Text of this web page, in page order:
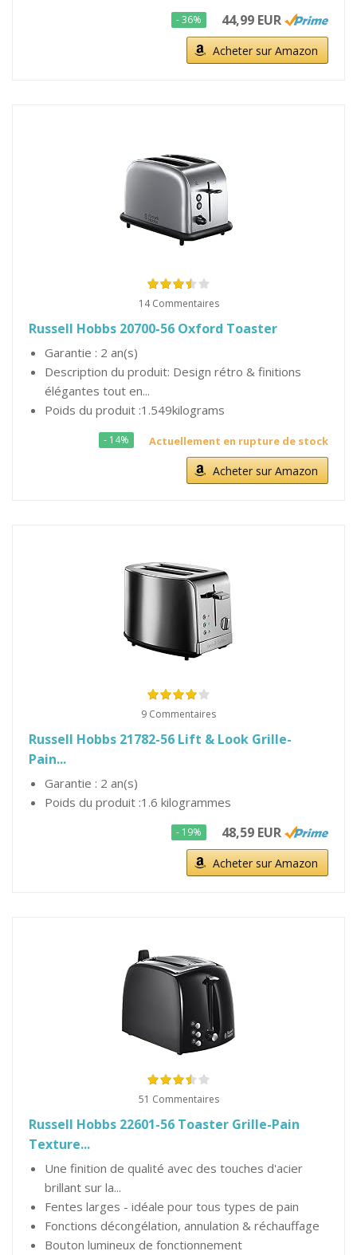
- 36% 44,99 EUR
Acheter sur Amazon
14 Commentaires
Russell Hobbs 20700-56 Oxford Toaster
Garantie : 2 an(s)
Description du produit: Design rétro & finitions
élégantes tout en...
Poids du produit :1.549kilograms
- 14% Actuellement en rupture de stock
Acheter sur Amazon
9 Commentaires
Russell Hobbs 21782-56 Lift & Look Grille-
Pain...
Garantie : 2 an(s)
Poids du produit :1.6 kilogrammes
- 19% 48,59 EUR
Acheter sur Amazon
51 Commentaires
Russell Hobbs 22601-56 Toaster Grille-Pain
Texture...
Une finition de qualité avec des touches d'acier
brillant sur la...
Fentes larges - idéale pour tous types de pain
Fonctions décongélation, annulation & réchauffage
Bouton lumineux de fonctionnement